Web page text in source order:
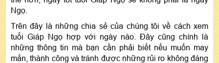
Ngọ.
Trên đây là những chia sẻ của chúng tôi về cách xem
tuổi Giáp Ngọ hợp với ngày nào. Đây cũng chính là
những thông tin mà bạn cần phải biết nếu muốn may
mắn, thành công và tránh được những rủi ro không đáng